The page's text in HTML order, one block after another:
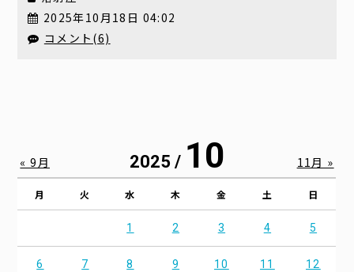
2025年10月18日 04:02
コメント(6)
2025 / 10
月 火 水 木 金 土 日
1 2 3 4 5
6 7 8 9 10 11 12
« 9月 11月 »